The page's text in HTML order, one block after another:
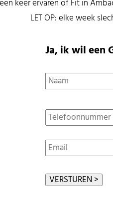
keer ervaren of Fit in
LET OP: elke week
Ja, ik wil een
Naam *
Telefoon *
E-
mail *